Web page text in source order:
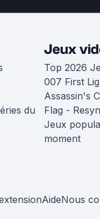
du
Jeux
Top 2026
007 First
Assassin's
Flag -
Jeux
moment
AideNous